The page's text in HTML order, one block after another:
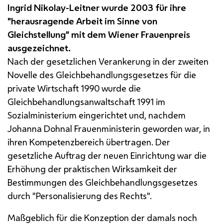
Ingrid Nikolay-Leitner wurde 2003 für ihre
"herausragende Arbeit im Sinne von
Gleichstellung" mit dem Wiener Frauenpreis
ausgezeichnet.
Nach der gesetzlichen Verankerung in der zweiten
Novelle des Gleichbehandlungsgesetzes für die
private Wirtschaft 1990 wurde die
Gleichbehandlungsanwaltschaft 1991 im
Sozialministerium eingerichtet und, nachdem
Johanna Dohnal Frauenministerin geworden war, in
ihren Kompetenzbereich übertragen. Der
gesetzliche Auftrag der neuen Einrichtung war die
Erhöhung der praktischen Wirksamkeit der
Bestimmungen des Gleichbehandlungsgesetzes
durch "Personalisierung des Rechts".
Maßgeblich für die Konzeption der damals noch